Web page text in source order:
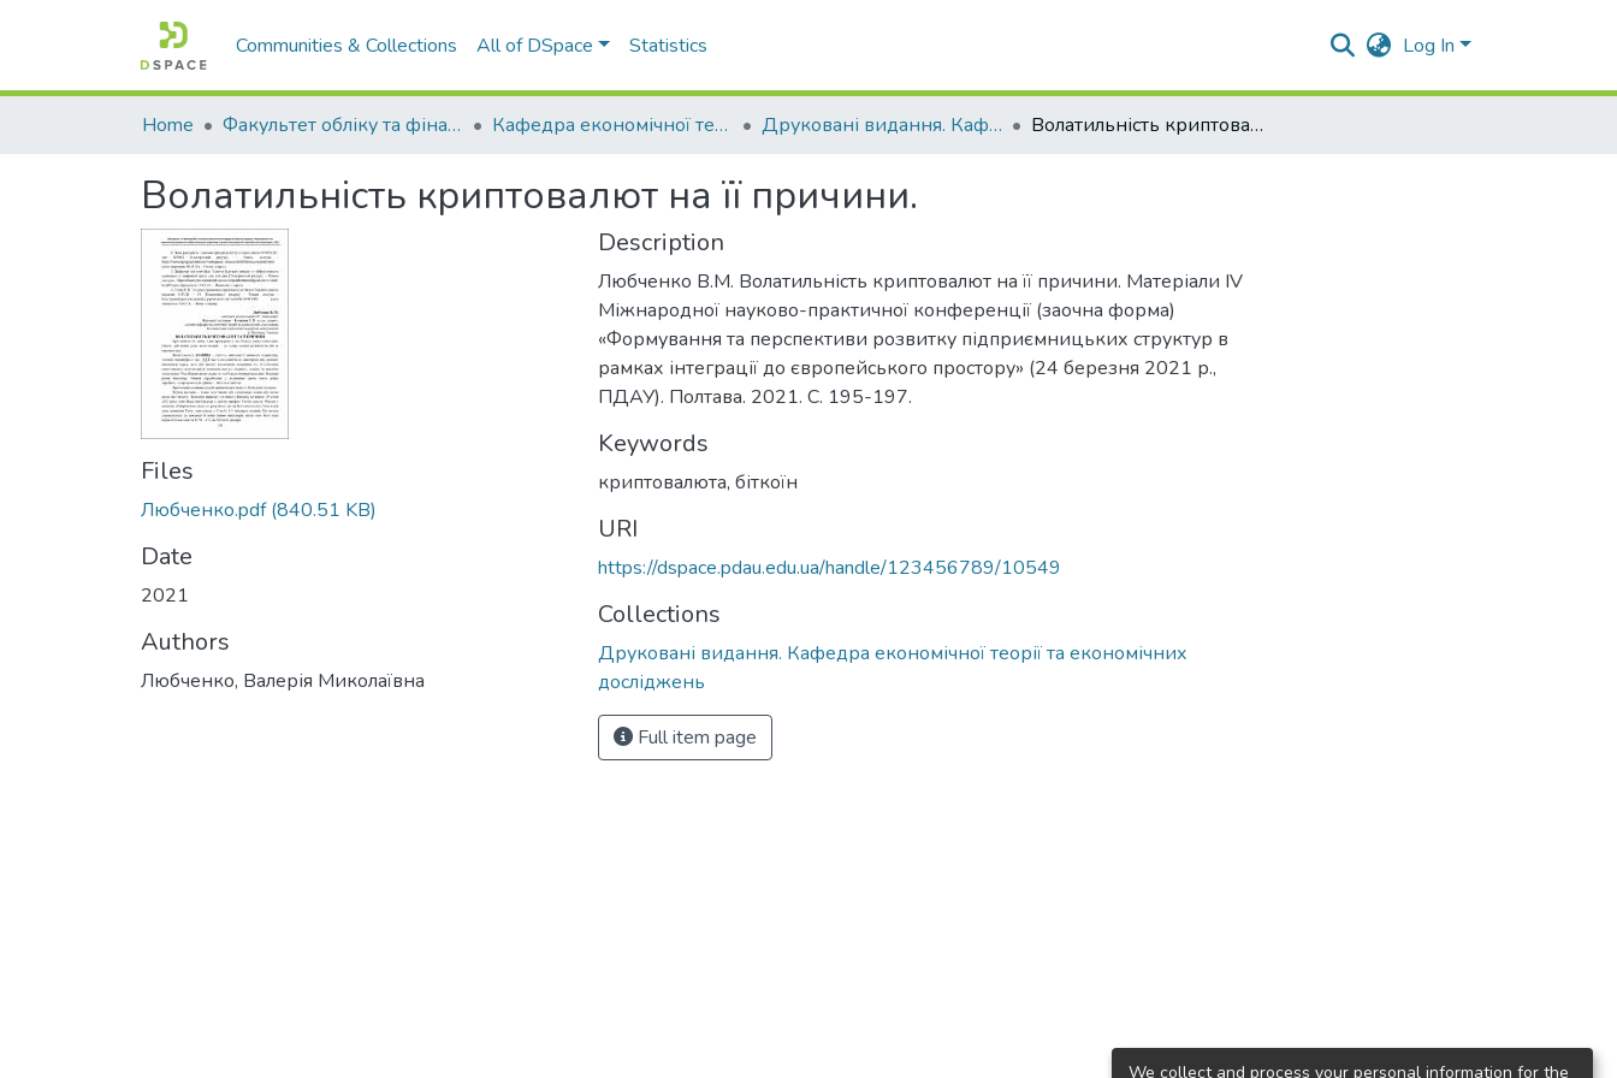
Communities & Collections All of DSpace Statistics Log In
Home Факультет обліку та фінансів Кафедра економічної теорії та економічних досліджень Друковані видання. Кафедра економічної теорії та економічних досліджень Волатильність криптовалют на її причини.
Волатильність криптовалют на її причини.
Files
Любченко.pdf(840.51 KB)
Date
2021
Authors
Любченко, Валерія Миколаївна
Description
Любченко В.М. Волатильність криптовалют на її причини. Матеріали ІV
Міжнародної науково-практичної конференції (заочна форма)
«Формування та перспективи розвитку підприємницьких структур в
рамках інтеграції до європейського простору» (24 березня 2021 р.,
ПДАУ). Полтава. 2021. С. 195-197.
Keywords
криптовалюта, біткоїн
URI
https://dspace.pdau.edu.ua/handle/123456789/10549
Collections
Друковані видання. Кафедра економічної теорії та економічних
досліджень
Full item page
We collect and process your personal information for the